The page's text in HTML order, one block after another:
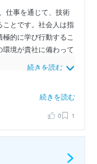
仕事を通じて、技術
とです。社会人は指
的に学び行動するこ
境が貴社に備わって
も挑戦しやすい職場
に必要な製品を創造
19 は、それまで当
貴社は、世界100ヵ国
イン学習ツールを開
教育への社会貢献に尽
続きを読む
続きを読む
0 1